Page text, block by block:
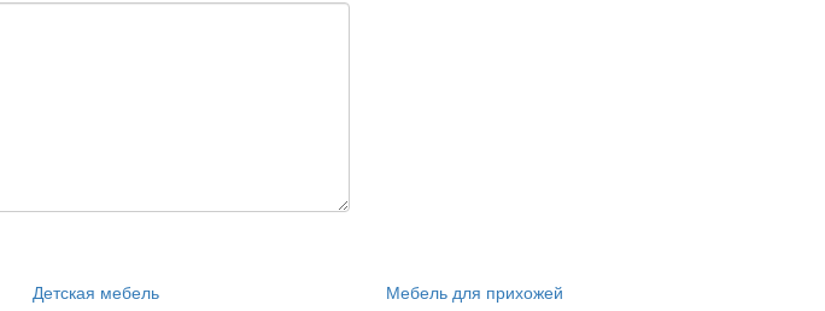
Детская мебель
Мебель для прихожей